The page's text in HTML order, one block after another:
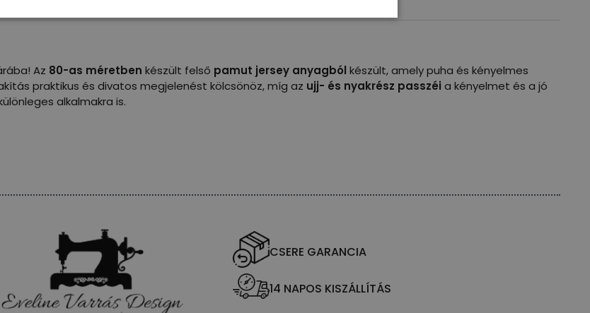
Az 80-as méretben készült felső pamut jersey anyagból készült, amely puha és kényelmes
praktikus és divatos megjelenést kölcsönöz, míg az ujj- és nyakrész passzéi a kényelmet és a jó
alkalmakra is.
CSERE GARANCIA
14 NAPOS KISZÁLLÍTÁS